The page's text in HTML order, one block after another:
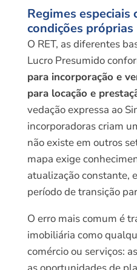
Regimes especiais
condições próprias
O RET, as diferentes
Lucro Presumido
para incorporação e
para locação e
vedação expressa ao
incorporadoras criam
não existe em outros
mapa exige
atualização constante,
período de transição
O erro mais comum é
imobiliária como
comércio ou serviços: